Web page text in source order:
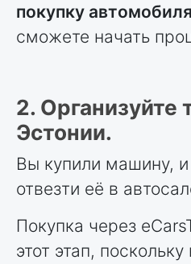
покупку автомобиля
сможете начать
2. Организуйте
Эстонии.
Вы купили машину, и
отвезти её в
Покупка через
этот этап,